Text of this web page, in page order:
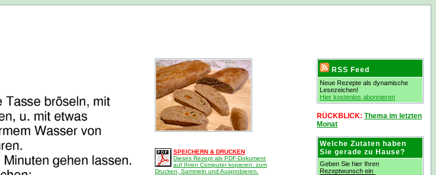
SPEICHERN & DRUCKEN
Dieses Rezept als PDF-Dokument
auf Ihren Computer kopieren: zum
Drucken, Sammeln und Ausprobieren.
RSS Feed
Neue Rezepte als dynamische
Lesezeichen!
Hier kostenlos abonnieren
RÜCKBLICK: Thema im letzten
Monat
Welche Zutaten haben
Sie gerade zu Hause?
Geben Sie hier Ihren
Rezeptwunsch ein